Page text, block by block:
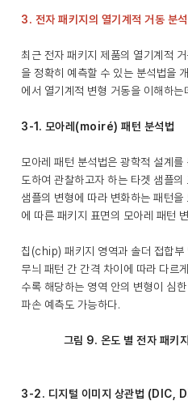
3. 전자 패키지의 열기계적 거동 분
최근 전자 패키지 제품의 열기계적
을 정확히 예측할 수 있는 분석법을
에서 열기계적 변형 거동을 이해하는
3-1. 모아레(moiré) 패턴 분석법
모아레 패턴 분석법은 광학적 설계
도하여 관찰하고자 하는 타겟 샘플의
샘플의 변형에 따라 변화하는 패턴을
에 따른 패키지 표면의 모아레 패턴
칩(chip) 패키지 영역과 솔더 접합부
무늬 패턴 간 간격 차이에 따라 다르
수록 해당하는 영역 안의 변형이 심
파손 예측도 가능하다.
그림 9. 온도 별 전자 패키
3-2. 디지털 이미지 상관법